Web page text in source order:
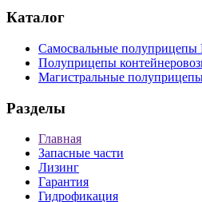
Каталог
Самосвальные полуприцепы
Полуприцепы
Магистральные
Разделы
Главная
Запасные части
Лизинг
Гарантия
Гидрофикация